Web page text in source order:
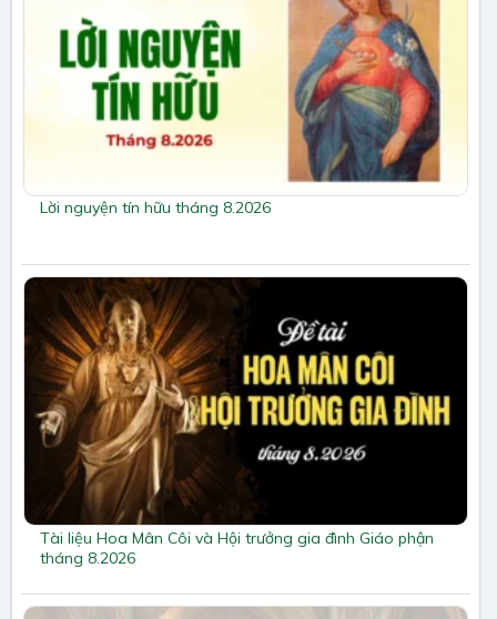
Lời nguyện tín hữu tháng 8.2026
Tài liệu Hoa Mân Côi và Hội trưởng gia đình Giáo phận
tháng 8.2026